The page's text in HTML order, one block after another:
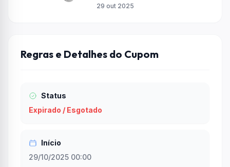
29 out 2025
Regras e Detalhes do Cupom
Status
Expirado / Esgotado
Início
29/10/2025 00:00